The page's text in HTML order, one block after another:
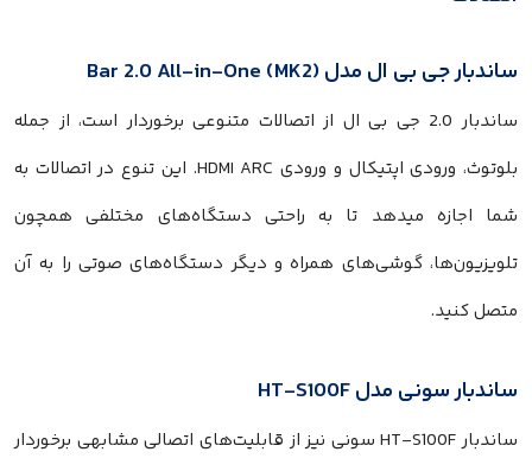
ساندبار جی بی ال مدل Bar 2.0 All-in-One (MK2)
ساندبار 2.0 جی بی ال از اتصالات متنوعی برخوردار است، از جمله
بلوتوث، ورودی اپتیکال و ورودی HDMI ARC. این تنوع در اتصالات به
شما اجازه میدهد تا به راحتی دستگاه‌های مختلفی همچون
تلویزیون‌ها، گوشی‌های همراه و دیگر دستگاه‌های صوتی را به آن
متصل کنید.
ساندبار سونی مدل HT-S100F
ساندبار HT-S100F سونی نیز از قابلیت‌های اتصالی مشابهی برخوردار